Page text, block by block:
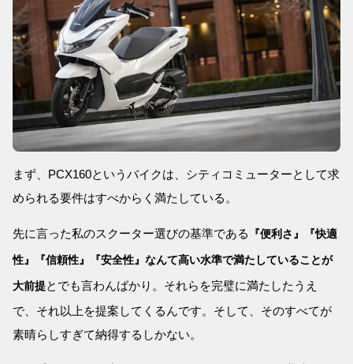
まず、PCX160というバイクは、シティコミューターとして求
められる要件はすべからく満たしている。
先に言った私のスクーター選びの基準である 『便利さ』『快適
性』『信頼性』『安全性』なんて高い水準で満たしていることが
大前提とでも言わんばかり。それらを完璧に満たしたうえ
で、それ以上を提案してくるんです。そして、そのすべてが
素晴らしすぎて納得するしかない。